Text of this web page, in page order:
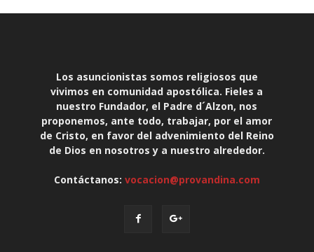
Los asuncionistas somos religiosos que
vivimos en comunidad apostólica. Fieles a
nuestro Fundador, el Padre d´Alzon, nos
proponemos, ante todo, trabajar, por el amor
de Cristo, en favor del advenimiento del Reino
de Dios en nosotros y a nuestro alrededor.
Contáctanos: vocacion@provandina.com